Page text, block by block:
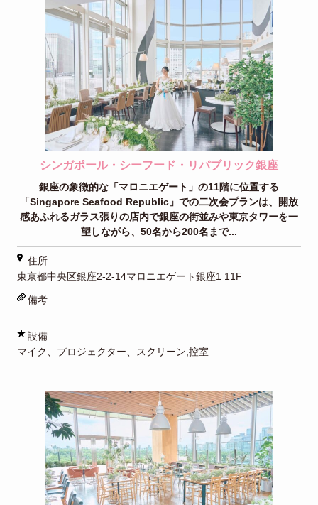
シンガポール・シーフード・リパブリック銀座
銀座の象徴的な「マロニエゲート」の11階に位置する
「Singapore Seafood Republic」での二次会プランは、開放
感あふれるガラス張りの店内で銀座の街並みや東京タワーを一
望しながら、50名から200名まで...
住所
東京都中央区銀座2-2-14マロニエゲート銀座1 11F
備考
設備
マイク、プロジェクター、スクリーン,控室